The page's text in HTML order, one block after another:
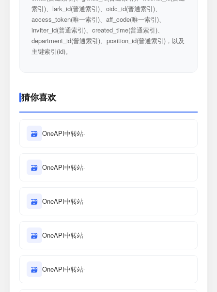
索引)、lark_id(普通索引)、oidc_id(普通索引)、
access_token(唯一索引)、aff_code(唯一索引)、
inviter_id(普通索引)、created_time(普通索引)、
department_id(普通索引)、position_id(普通索引)，以及
主键索引(id)。
猜你喜欢
🗃 OneAPI中转站-
🗃 OneAPI中转站-
🗃 OneAPI中转站-
🗃 OneAPI中转站-
🗃 OneAPI中转站-